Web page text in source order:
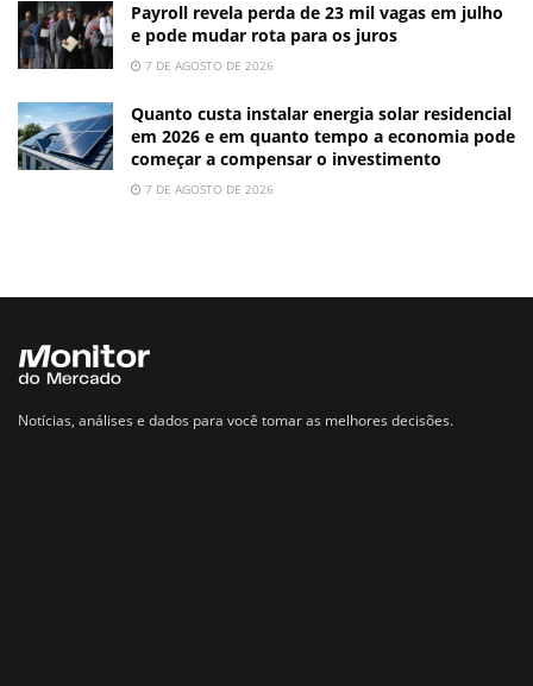
Payroll revela perda de 23 mil vagas em julho
e pode mudar rota para os juros
7 DE AGOSTO DE 2026
Quanto custa instalar energia solar residencial
em 2026 e em quanto tempo a economia pode
começar a compensar o investimento
7 DE AGOSTO DE 2026
Notícias, análises e dados para você tomar as melhores decisões.